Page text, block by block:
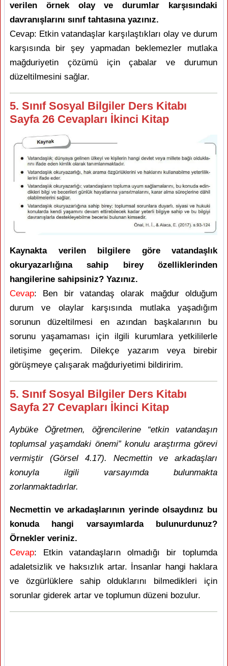
verilen örnek olay ve durumlar karşısındaki
davranışlarını sınıf tahtasına yazınız.
Cevap: Etkin vatandaşlar karşılaştıkları olay ve durum
karşısında bir şey yapmadan beklemezler mutlaka
mağduriyetin çözümü için çabalar ve durumun
düzeltilmesini sağlar.
5. Sınıf Sosyal Bilgiler Ders Kitabı
Sayfa 26 Cevapları İkinci Kitap
Kaynakta verilen bilgilere göre vatandaşlık
okuryazarlığına sahip birey özelliklerinden
hangilerine sahipsiniz? Yazınız.
Cevap: Ben bir vatandaş olarak mağdur olduğum
durum ve olaylar karşısında mutlaka yaşadığım
sorunun düzeltilmesi en azından başkalarının bu
sorunu yaşamaması için ilgili kurumlara yetkililerle
iletişime geçerim. Dilekçe yazarım veya birebir
görüşmeye çalışarak mağduriyetimi bildiririm.
5. Sınıf Sosyal Bilgiler Ders Kitabı
Sayfa 27 Cevapları İkinci Kitap
Aybüke Öğretmen, öğrencilerine “etkin vatandaşın
toplumsal yaşamdaki önemi” konulu araştırma görevi
vermiştir (Görsel 4.17). Necmettin ve arkadaşları
konuyla ilgili varsayımda bulunmakta
zorlanmaktadırlar.
Necmettin ve arkadaşlarının yerinde olsaydınız bu
konuda hangi varsayımlarda bulunurdunuz?
Örnekler veriniz.
Cevap: Etkin vatandaşların olmadığı bir toplumda
adaletsizlik ve haksızlık artar. İnsanlar hangi haklara
ve özgürlüklere sahip olduklarını bilmedikleri için
sorunlar giderek artar ve toplumun düzeni bozulur.